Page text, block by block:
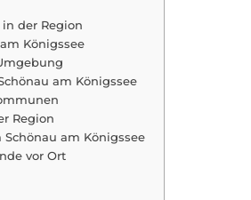
der Region
Königssee
am Königssee
Region
am Königssee
vor Ort